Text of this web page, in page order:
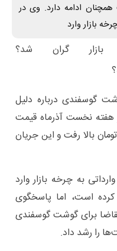
ادامه دارد. وی در
بازار وارد
گران شد؟
گوسفندی درباره دلیل
نخست آذرماه قیمت
۲۰ هزار تا ۲۵ هزار تومان بالا رفت و این جریان
به چرخه بازار وارد
کرده است، اما پاسخگوی
برای گوشت گوسفندی
را رشد داد.